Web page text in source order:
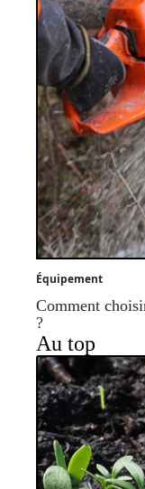
Équipement
Comment
?
Au top